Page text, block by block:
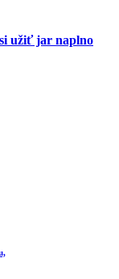
užiť jar naplno